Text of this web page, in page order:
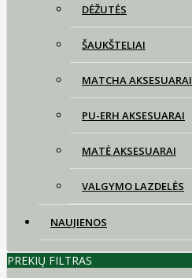
DĖŽUTĖS
ŠAUKŠTELIAI
MATCHA AKSESUARAI
PU-ERH AKSESUARAI
MATĖ AKSESUARAI
VALGYMO LAZDELĖS
NAUJIENOS
PREKIŲ FILTRAS